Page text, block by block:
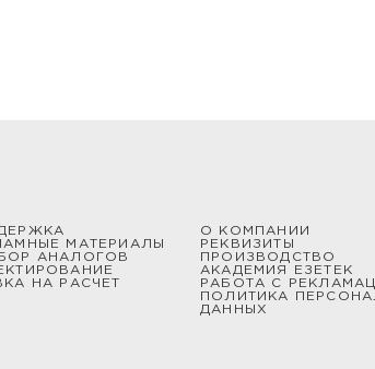
МАТЕРИАЛЫ
АНАЛОГОВ
НА РАСЧЕТ
О КОМПАНИИ
РЕКВИЗИТЫ
ПРОИЗВОДСТВО
АКАДЕМИЯ ЕЗЕТЕК
РАБОТА С
ПОЛИТИКА
ДАННЫХ